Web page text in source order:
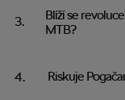
Blíží se
MTB?
Riskuje